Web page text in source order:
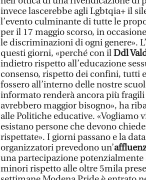
invece lascerebbe agli Lgbtqia+ il
l’evento culminante di tutte le
per il 17 maggio scorso, in
le discriminazioni di ogni genere».
questi giorni, «perché con ilDdl
indietro rispetto all’educazione
consenso, rispetto dei confini, tutti
fossero all’interno delle nostre
informato renderà ancora più
avrebbero maggior bisogno», ha
alle Politiche educative. «Vogliamo
esistano persone che devono
rispettate». I giorni passano e la
organizzatori prevedono un’
una partecipazione
minori rispetto alle oltre 5mila